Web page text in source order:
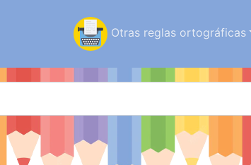
Otras reglas ortográficas